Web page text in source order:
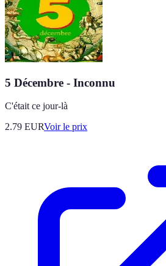
5 Décembre - Inconnu
C'était ce jour-là
2.79 EURVoir le prix